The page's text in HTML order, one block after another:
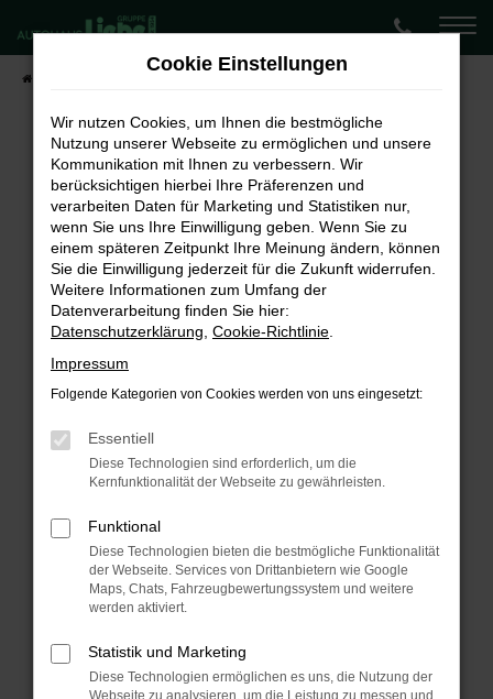
Zum
Hauptinhalt
springen
Lagerwagen-Angebote
Fehler: Network Error
Beim Laden ist ein Fehler aufgetreten.
Hier sind ein paar Tipps, die dir helfen können:
Überprüfe deine Firewall und deine
Internetverbindung.
Laden andere Webseiten, zum Beispiel deine
Suchmaschine?
Prüfe deine Browsererweiterungen.
können das Laden bestimmter Seiten
verhindern. Funktioniert die Seite in einem
anderen Browser oder in einem privaten
Starte dein Gerät neu.
Das kann manchmal helfen, vorübergehende
Probleme zu beheben.
Betriebssystem auf dem neuesten Stand
sind.
Cookie Einstellungen
Wir nutzen Cookies, um Ihnen die bestmögliche
Nutzung unserer Webseite zu ermöglichen und unsere
Kommunikation mit Ihnen zu verbessern. Wir
berücksichtigen hierbei Ihre Präferenzen und
verarbeiten Daten für Marketing und Statistiken nur,
wenn Sie uns Ihre Einwilligung geben. Wenn Sie zu
einem späteren Zeitpunkt Ihre Meinung ändern, können
Sie die Einwilligung jederzeit für die Zukunft widerrufen.
Weitere Informationen zum Umfang der
Datenverarbeitung finden Sie hier:
Datenschutzerklärung Cookie-Richtlinie
Impressum
Folgende Kategorien von Cookies werden von uns eingesetzt:
Essentiell
Diese Technologien sind erforderlich, um die
Kernfunktionalität der Webseite zu gewährleisten.
Funktional
Diese Technologien bieten die bestmögliche Funktionalität
der Webseite. Services von Drittanbietern wie Google
Maps, Chats, Fahrzeugbewertungssystem und weitere
werden aktiviert.
Statistik und Marketing
Diese Technologien ermöglichen es uns, die Nutzung der
Webseite zu analysieren, um die Leistung zu messen und